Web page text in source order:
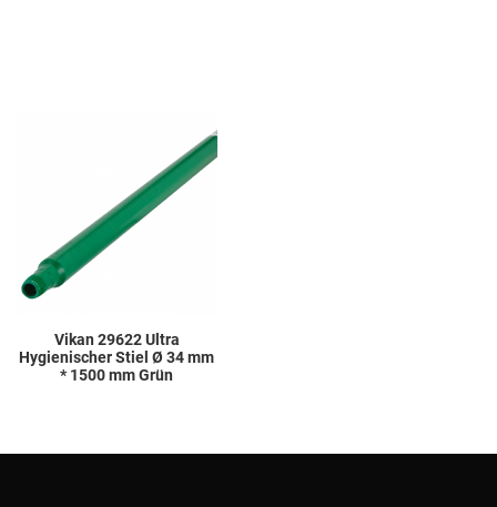
Vikan 29622 Ultra
Hygienischer Stiel Ø 34 mm
* 1500 mm Grün